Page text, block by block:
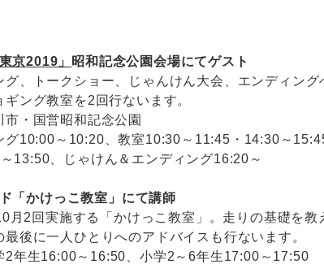
京2019」
昭和記念公園会場にてゲスト
グ、トークショー、じゃんけん大会、エンディング
ギング教室を2回行ないます。
市・国営昭和記念公園
グ10:00～10:20、教室10:30～11:45・14:30～
13:50、じゃけん＆エンディング16:20～
「かけっこ教室」にて講師
月2回実施する「かけっこ教室」。走りの基礎を教
最後に一人ひとりへのアドバイスも行ないます。
2年生16:00～16:50、小学2～6年生17:00～17:50